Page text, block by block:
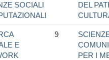
SOCIALI
DEL
E
9
PER I